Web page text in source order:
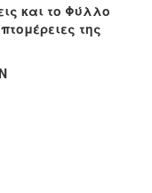
και το Φύλλο
της